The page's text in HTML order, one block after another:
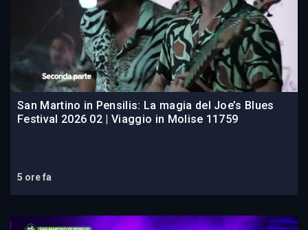
San Martino in Pensilis: La magia del Joe’s Blues
Festival 2026 02 | Viaggio in Molise 11759
5 ore fa